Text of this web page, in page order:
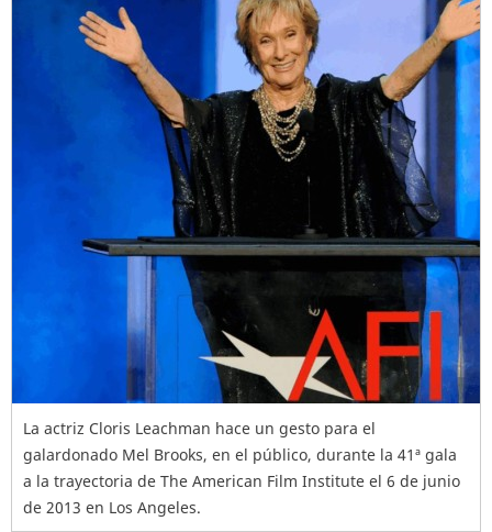
La actriz Cloris Leachman hace un gesto para el
galardonado Mel Brooks, en el público, durante la 41ª gala
a la trayectoria de The American Film Institute el 6 de junio
de 2013 en Los Angeles.